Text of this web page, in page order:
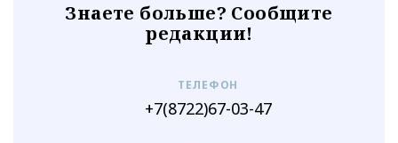
Знаете больше? Сообщите
редакции!
ТЕЛЕФОН
+7(8722)67-03-47